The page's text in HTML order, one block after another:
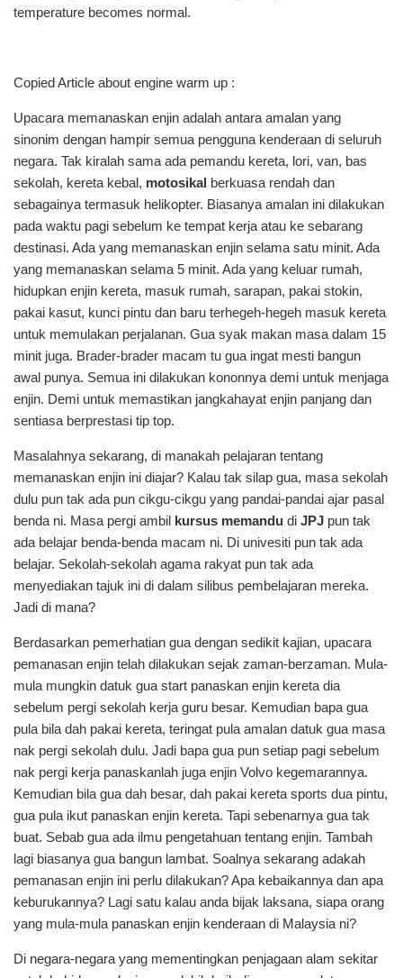
temperature becomes normal.
Copied Article about engine warm up :
Upacara memanaskan enjin adalah antara amalan yang
sinonim dengan hampir semua pengguna kenderaan di seluruh
negara. Tak kiralah sama ada pemandu kereta, lori, van, bas
sekolah, kereta kebal, motosikal berkuasa rendah dan
sebagainya termasuk helikopter. Biasanya amalan ini dilakukan
pada waktu pagi sebelum ke tempat kerja atau ke sebarang
destinasi. Ada yang memanaskan enjin selama satu minit. Ada
yang memanaskan selama 5 minit. Ada yang keluar rumah,
hidupkan enjin kereta, masuk rumah, sarapan, pakai stokin,
pakai kasut, kunci pintu dan baru terhegeh-hegeh masuk kereta
untuk memulakan perjalanan. Gua syak makan masa dalam 15
minit juga. Brader-brader macam tu gua ingat mesti bangun
awal punya. Semua ini dilakukan kononnya demi untuk menjaga
enjin. Demi untuk memastikan jangkahayat enjin panjang dan
sentiasa berprestasi tip top.
Masalahnya sekarang, di manakah pelajaran tentang
memanaskan enjin ini diajar? Kalau tak silap gua, masa sekolah
dulu pun tak ada pun cikgu-cikgu yang pandai-pandai ajar pasal
benda ni. Masa pergi ambil kursus memandu di JPJ pun tak
ada belajar benda-benda macam ni. Di univesiti pun tak ada
belajar. Sekolah-sekolah agama rakyat pun tak ada
menyediakan tajuk ini di dalam silibus pembelajaran mereka.
Jadi di mana?
Berdasarkan pemerhatian gua dengan sedikit kajian, upacara
pemanasan enjin telah dilakukan sejak zaman-berzaman. Mula-
mula mungkin datuk gua start panaskan enjin kereta dia
sebelum pergi sekolah kerja guru besar. Kemudian bapa gua
pula bila dah pakai kereta, teringat pula amalan datuk gua masa
nak pergi sekolah dulu. Jadi bapa gua pun setiap pagi sebelum
nak pergi kerja panaskanlah juga enjin Volvo kegemarannya.
Kemudian bila gua dah besar, dah pakai kereta sports dua pintu,
gua pula ikut panaskan enjin kereta. Tapi sebenarnya gua tak
buat. Sebab gua ada ilmu pengetahuan tentang enjin. Tambah
lagi biasanya gua bangun lambat. Soalnya sekarang adakah
pemanasan enjin ini perlu dilakukan? Apa kebaikannya dan apa
keburukannya? Lagi satu kalau anda bijak laksana, siapa orang
yang mula-mula panaskan enjin kenderaan di Malaysia ni?
Di negara-negara yang mementingkan penjagaan alam sekitar